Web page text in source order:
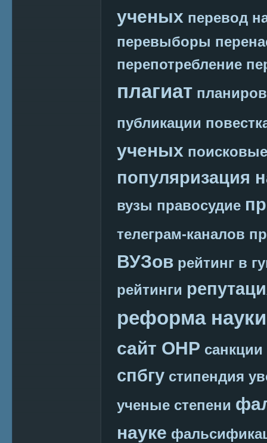
ученых перевод
перевыборы
перепотребление
плагиат
публикации
ученых
популяризация
вузы правосудие
телеграм-каналов
ВУЗов рейтинг в
рейтинги
реформа науки
сайт ОНР санкции
спбгу стипендия
ученые степени
науке